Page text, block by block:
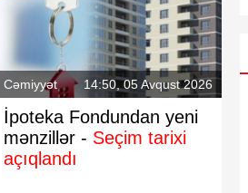
Cəmiyyət 14:50, 05 Avqust 2026
İpoteka Fondundan yeni
mənzillər - Seçim tarixi
açıqlandı